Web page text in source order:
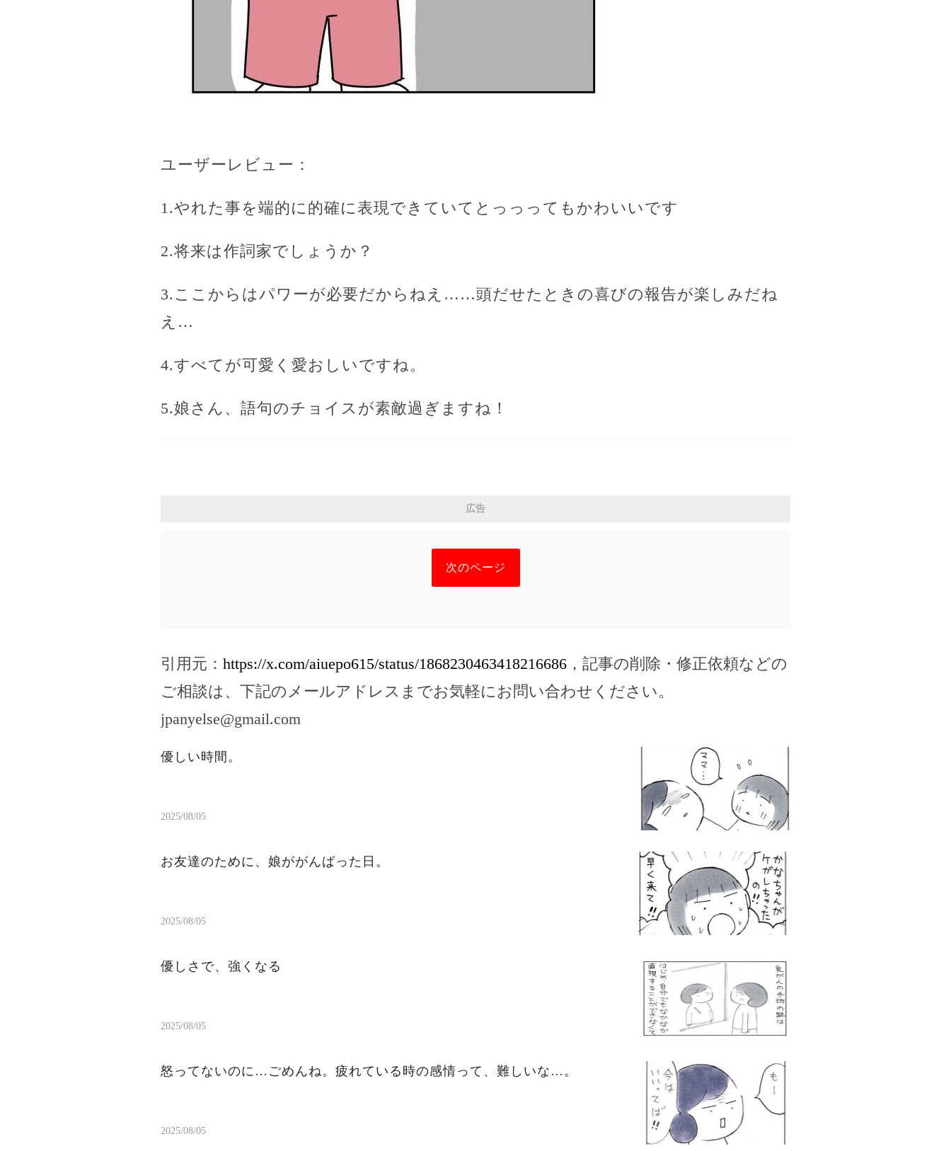
ユーザーレビュー：
1.やれた事を端的に的確に表現できていてとっっってもかわいいです
2.将来は作詞家でしょうか？
3.ここからはパワーが必要だからねえ……頭だせたときの喜びの報告が楽しみだね
え…
4.すべてが可愛く愛おしいですね。
5.娘さん、語句のチョイスが素敵過ぎますね！
広告
次のページ
引用元： https://x.com/aiuepo615/status/1868230463418216686 ，記事の削除・修正依頼などの
ご相談は、下記のメールアドレスまでお気軽にお問い合わせください。
jpanyelse@gmail.com
優しい時間。
2025/08/05
お友達のために、娘ががんばった日。
2025/08/05
優しさで、強くなる
2025/08/05
怒ってないのに…ごめんね。疲れている時の感情って、難しいな…。
2025/08/05